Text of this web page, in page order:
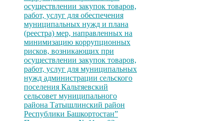
осуществлении закупок товаров,
работ, услуг для обеспечения
муниципальных нужд и плана
(реестра) мер, направленных на
минимизацию коррупционных
рисков, возникающих при
осуществлении закупок товаров,
работ, услуг для муниципальных
нужд администрации сельского
поселения Кальтяевский
сельсовет муниципального
района Татышлинский район
Республики Башкортостан”